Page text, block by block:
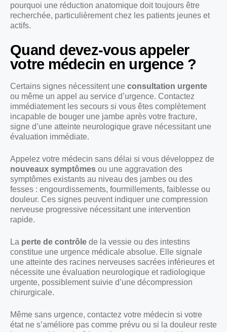
pourquoi une réduction anatomique doit toujours être
recherchée, particulièrement chez les patients jeunes et
actifs.
Quand devez-vous appeler
votre médecin en urgence ?
Certains signes nécessitent une consultation urgente
ou même un appel au service d’urgence. Contactez
immédiatement les secours si vous êtes complètement
incapable de bouger une jambe après votre fracture,
signe d’une atteinte neurologique grave nécessitant une
évaluation immédiate.
Appelez votre médecin sans délai si vous développez de
nouveaux symptômes ou une aggravation des
symptômes existants au niveau des jambes ou des
fesses : engourdissements, fourmillements, faiblesse ou
douleur. Ces signes peuvent indiquer une compression
nerveuse progressive nécessitant une intervention
rapide.
La perte de contrôle de la vessie ou des intestins
constitue une urgence médicale absolue. Elle signale
une atteinte des racines nerveuses sacrées inférieures et
nécessite une évaluation neurologique et radiologique
urgente, possiblement suivie d’une décompression
chirurgicale.
Même sans urgence, contactez votre médecin si votre
état ne s’améliore pas comme prévu ou si la douleur reste